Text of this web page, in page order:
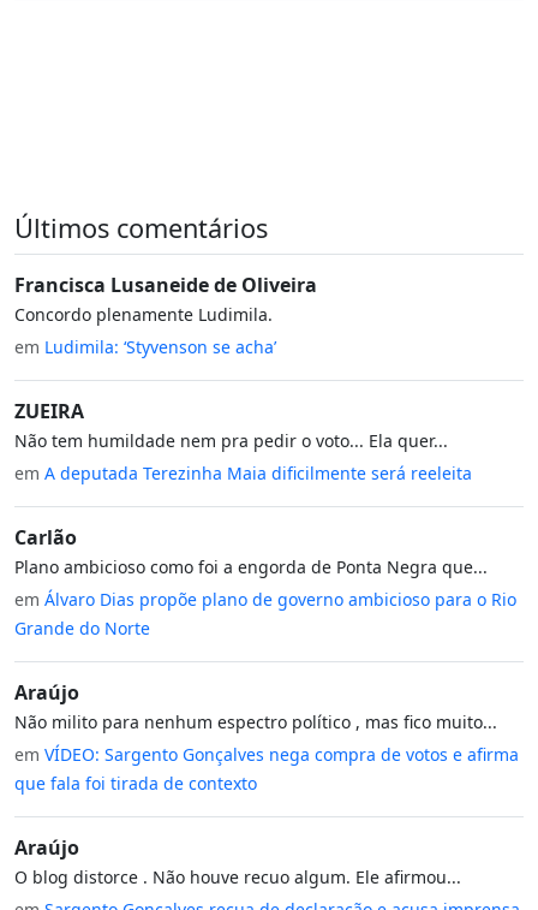
Últimos comentários
Francisca Lusaneide de Oliveira
Concordo plenamente Ludimila.
em Ludimila: ‘Styvenson se acha’
ZUEIRA
Não tem humildade nem pra pedir o voto... Ela quer...
em A deputada Terezinha Maia dificilmente será reeleita
Carlão
Plano ambicioso como foi a engorda de Ponta Negra que...
em Álvaro Dias propõe plano de governo ambicioso para o Rio
Grande do Norte
Araújo
Não milito para nenhum espectro político , mas fico muito...
em VÍDEO: Sargento Gonçalves nega compra de votos e afirma
que fala foi tirada de contexto
Araújo
O blog distorce . Não houve recuo algum. Ele afirmou...